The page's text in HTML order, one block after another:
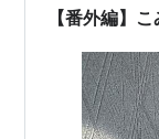
【番外編】